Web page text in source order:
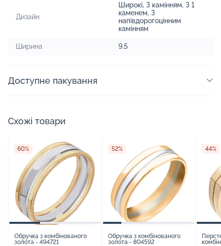
Дизайн
Широкі, З камінням, З 1
каменем, З
напівдорогоцінним
камінням
Ширина 9.5
Доступне пакування
Схожі товари
60%
Обручка з комбінованого
золота - 494721
52%
Обручка з комбінованого
золота - 804592
44%